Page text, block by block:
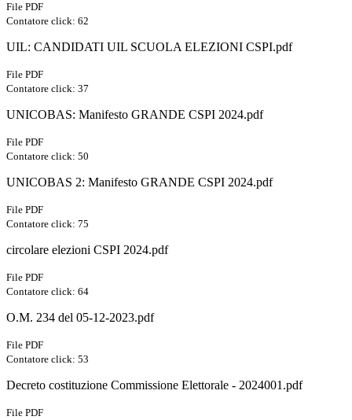
File PDF
Contatore click: 62
UIL: CANDIDATI UIL SCUOLA ELEZIONI CSPI.pdf
File PDF
Contatore click: 37
UNICOBAS: Manifesto GRANDE CSPI 2024.pdf
File PDF
Contatore click: 50
UNICOBAS 2: Manifesto GRANDE CSPI 2024.pdf
File PDF
Contatore click: 75
circolare elezioni CSPI 2024.pdf
File PDF
Contatore click: 64
O.M. 234 del 05-12-2023.pdf
File PDF
Contatore click: 53
Decreto costituzione Commissione Elettorale - 2024001.pdf
File PDF